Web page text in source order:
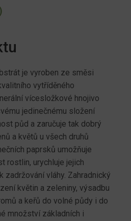
je vyroben ze směsi
vytříděného
vícesložkové hnojivo
jedinečnému složení
půd a zaručuje tak dobrý
a květů u všech druhů
paprsků umožňuje
rostlin, urychluje jejich
zadržování vláhy. Zahradnický
květin a zeleniny, výsadbu
a keřů do volné půdy i do
množství základních i